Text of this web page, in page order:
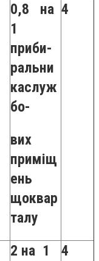
0,8 на
1
приби-
ральни
каслуж
бо-
вих
приміщ
ень
щоквар
талу
4
2 на 1
4